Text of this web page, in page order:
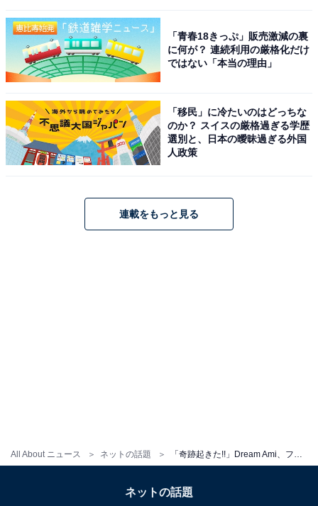
All About ニュース ネットの話題
「青春18きっぷ」販売激減の裏
に何が？ 連続利用の厳格化だけ
ではない「本当の理由」
「移民」に冷たいのはどっちな
のか？ スイスの厳格過ぎる学歴
選別と、日本の曖昧過ぎる外国
人政策
連載をもっと見る
ネットの話題